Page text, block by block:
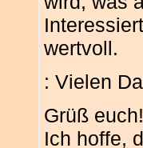
wertvoll.
: Vielen
Grüß euch!
Ich hoffe,